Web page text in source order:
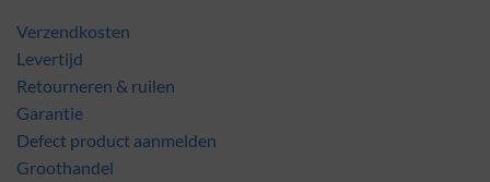
Verzendkosten
Levertijd
Retourneren & ruilen
Garantie
Defect product aanmelden
Groothandel